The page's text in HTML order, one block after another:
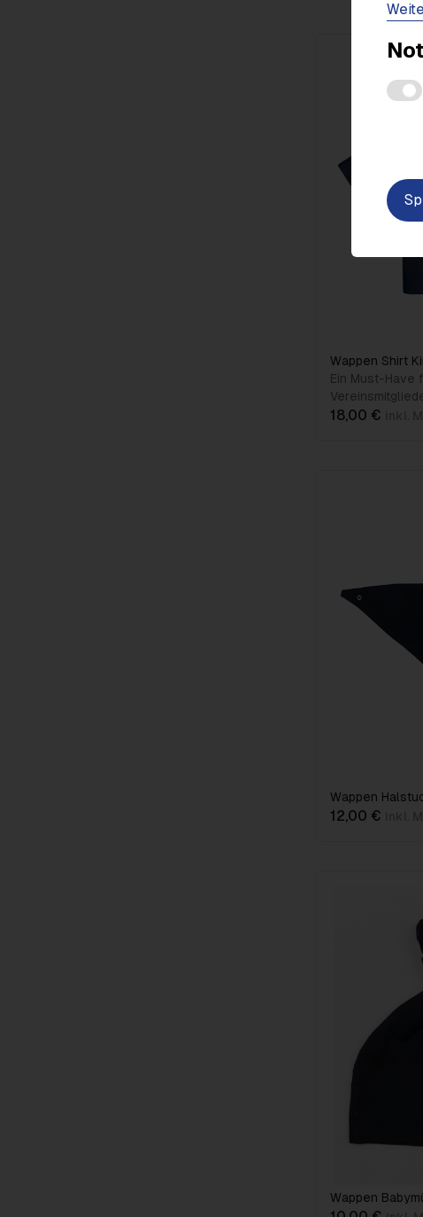
Wappen Shirt
Ein Must-Have
18,00 €
Wappen
12,00 €
Wappen